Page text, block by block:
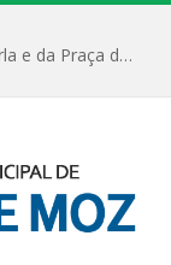
Últimos detalhes para a entrega da nova Orla e da Praça do Praião